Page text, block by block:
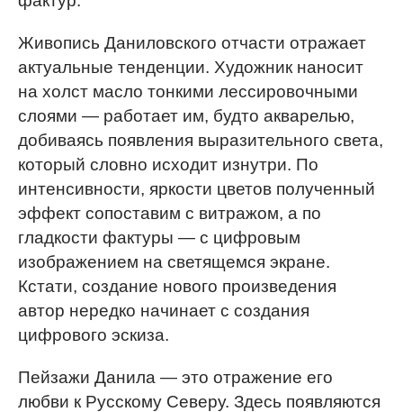
Живопись Даниловского отчасти отражает
актуальные тенденции. Художник наносит
на холст масло тонкими лессировочными
слоями — работает им, будто акварелью,
добиваясь появления выразительного света,
который словно исходит изнутри. По
интенсивности, яркости цветов полученный
эффект сопоставим с витражом, а по
гладкости фактуры — с цифровым
изображением на светящемся экране.
Кстати, создание нового произведения
автор нередко начинает с создания
цифрового эскиза.
Пейзажи Данила — это отражение его
любви к Русскому Северу. Здесь появляются